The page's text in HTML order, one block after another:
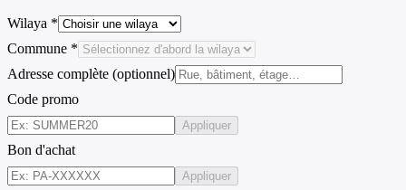
Wilaya *
Commune *
Adresse complète (optionnel)
Code promo
Appliquer
Bon d'achat
Appliquer